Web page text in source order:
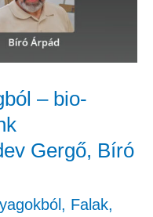
– bio-
Gergő, Bíró
, Falak,